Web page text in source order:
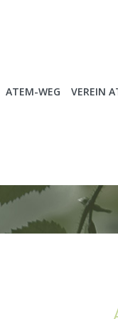
ATEM-WEG VEREIN